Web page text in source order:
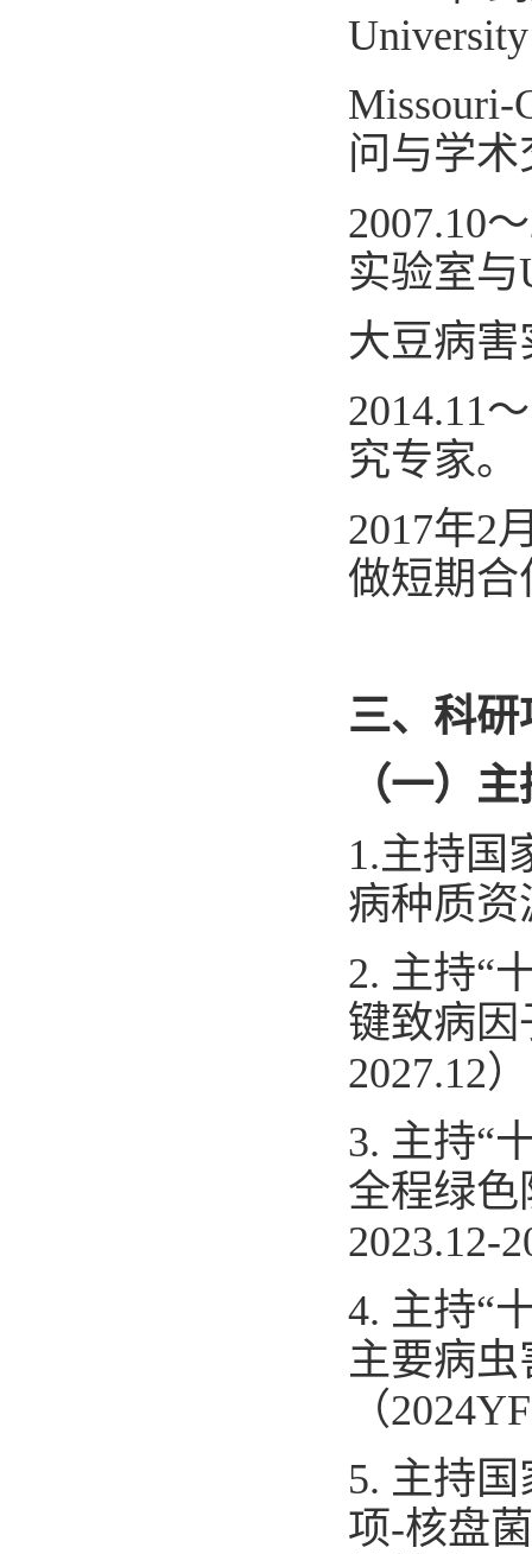
Missouri-
问与学术
2007.10～
实验室与
大豆病
2014.11～
究专家。
2017年2
做短期合
三、科
（一）
1.主持国
病种质资
2. 主持“
键致病
2027.12）
3. 主持“
全程绿
2023.12-
4. 主持“
主要病
（2024
5. 主持
项-核盘